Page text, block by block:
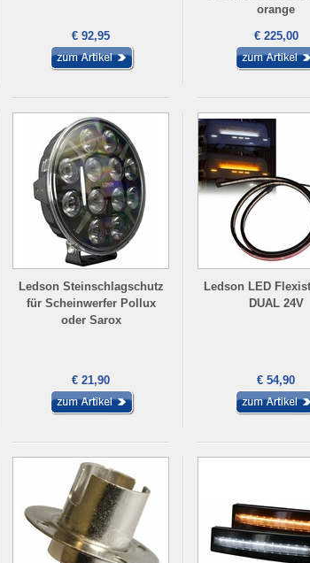
€ 92,95
orange
€ 225,00
Ledson Steinschlagschutz
für Scheinwerfer Pollux
oder Sarox
€ 21,90
Ledson LED
DUAL 24V
€ 54,90